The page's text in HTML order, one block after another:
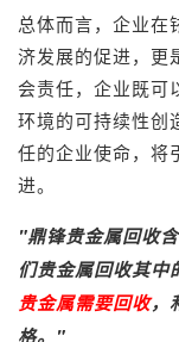
总体而言，企业在
济发展的促进，更
会责任，企业既可
环境的可持续性创
任的企业使命，将
进。
"鼎锋贵金属回收
们贵金属回收其中
贵金属需要回收，
格。"